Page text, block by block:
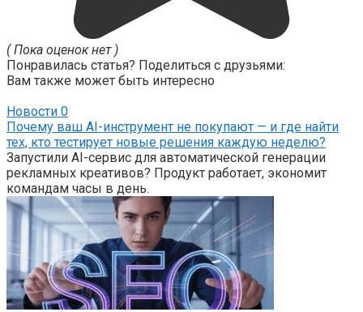
( Пока оценок нет )
Понравилась статья? Поделиться с друзьями:
Вам также может быть интересно
Новости 0
Почему ваш AI-инструмент не покупают — и где найти
тех, кто тестирует новые решения каждую неделю?
Запустили AI-сервис для автоматической генерации
рекламных креативов? Продукт работает, экономит
командам часы в день.